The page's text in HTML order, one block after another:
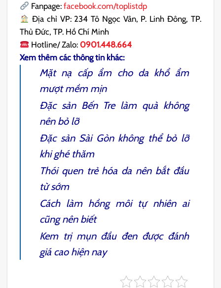
Fanpage:facebook.com/toplistdp
Địa chỉ VP: 234 Tô Ngọc Vân, P. Linh Đông, TP.
Thủ Đức, TP. Hồ Chí Minh
Hotline/ Zalo: 0901.448.664
Xem thêm các thông tin khác:
Mặt nạ cấp ẩmcho da khổ ẩm
mượt mềm mịn
Đặc sản Bến Tre làm quà không
nên bỏ lỡ
Đặc sản Sài Gònkhông thể bỏ lỡ
khi ghé thăm
Thói quen trẻ hóa da nên bắt đầu
từ sớm
Cách làm hồng môitự nhiên ai
cũng nên biết
Kem trị mụn đầu đenđược đánh
giá cao hiện nay